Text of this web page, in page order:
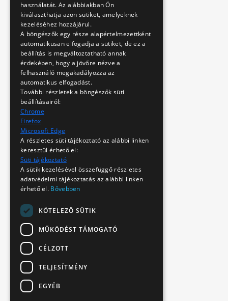
használatát. Az alábbiakban Ön
kiválaszthatja azon sütiket, amelyeknek
kezeléséhez hozzájárul.
A böngészők egy része alapértelmezettként
automatikusan elfogadja a sütiket, de ez a
beállítás is megváltoztatható annak
érdekében, hogy a jövőre nézve a
felhasználó megakadályozza az
automatikus elfogadást.
További részletek a böngészők süti
beállításairól:
Chrome
Firefox
Microsoft Edge
A részletes süti tájékoztató az alábbi linken
keresztül érhető el:
Süti tájékoztató
A sütik kezelésével összefüggő részletes
adatvédelmi tájékoztatás az alábbi linken
érhető el. Bővebben
KÖTELEZŐ SÜTIK
MŰKÖDÉST TÁMOGATÓ
CÉLZOTT
TELJESÍTMÉNY
EGYÉB